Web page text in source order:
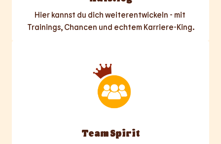
Hier kannst du dich weiterentwickeln - mit
Trainings, Chancen und echtem Karriere-King.
Team Spirit